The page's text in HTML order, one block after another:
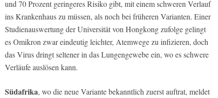
und 70 Prozent geringeres Risiko gibt, mit einem schweren Verlauf
ins Krankenhaus zu müssen, als noch bei früheren Varianten. Einer
Studienauswertung der Universität von Hongkong zufolge gelingt
es Omikron zwar eindeutig leichter, Atemwege zu infizieren, doch
das Virus dringt seltener in das Lungengewebe ein, wo es schwere
Verläufe auslösen kann.
Südafrika, wo die neue Variante bekanntlich zuerst auftrat, meldet